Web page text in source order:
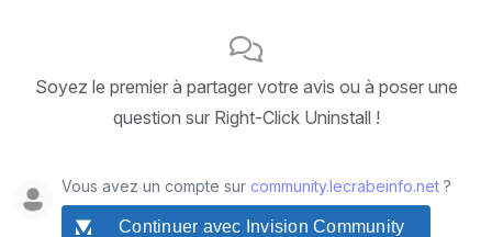
Soyez le premier à partager votre avis ou à poser une
question sur Right-Click Uninstall !
Vous avez un compte sur community.lecrabeinfo.net ?
Continuer avec Invision Community